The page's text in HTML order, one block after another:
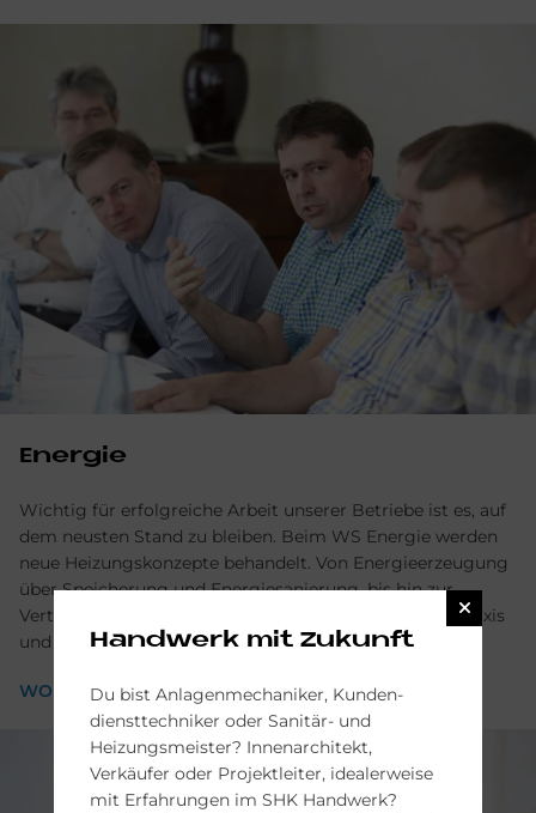
Energie
Wichtig für erfolgreiche Arbeit unserer Betriebe ist es, auf
dem neusten Stand zu bleiben. Beim WS Energie werden
neue Heizungskonzepte behandelt. Von Energieerzeugung
über Speicherung und Energiesanierung, bis hin zur
Verteilung. Die Teilnehmer lernen Hilfsmittel für die Praxis
und die richtigen Vermarktungskonzepte kennen.
WORKSHOP ENERGIE
Handwerk mit Zukunft
Du bist Anlagen­mechaniker, Kunden­
dienst­techniker oder Sanitär- und
Heizungs­meister? Innen­architekt,
Verkäufer oder Projekt­leiter, idealer­weise
mit Er­fahrungen im SHK Hand­werk?